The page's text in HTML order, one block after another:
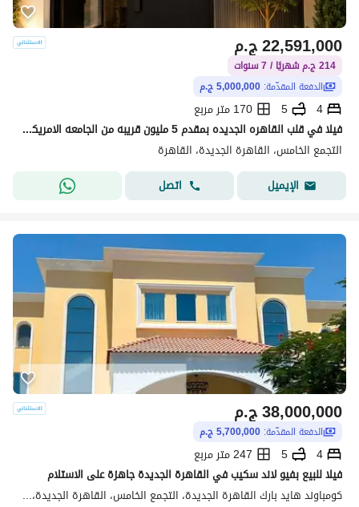
ج.م22,591,000
214 ج.م شهريًا / 7 سنوات
الدفعة المقدّمة: 5,000,000 ج.م
4
5
170 متر مربع
فيلا في قلب القاهره الجديده بمقدم 5 مليون قريبه من الجامعه الامريكيه متاح سعر تاني في خصم الكاش كمبوند راقي كله فيلا فقط مصصم تصميم اوربي
التجمع الخامس، القاهرة الجديدة، القاهرة
الإيميل
اتصل
ج.م38,000,000
الدفعة المقدّمة: 5,700,000 ج.م
4
5
247 متر مربع
فيلا للبيع بفيو لاند سكيب في القاهرة الجديدة جاهزة على الاستلام
كومباوند هايد بارك القاهرة الجديدة، التجمع الخامس، القاهرة الجديدة، القاهرة